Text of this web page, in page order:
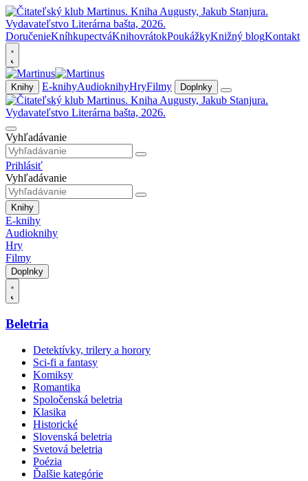
DoručenieKníhkupectváKnihovrátokPoukážkyKnižný blogKontakt
Knihy E-knihyAudioknihyHryFilmy Doplnky
Vyhľadávanie
Prihlásiť
Vyhľadávanie
Knihy
E-knihy
Audioknihy
Hry
Filmy
Doplnky
Beletria
Detektívky, trilery a horory
Sci-fi a fantasy
Komiksy
Romantika
Spoločenská beletria
Klasika
Historické
Slovenská beletria
Svetová beletria
Poézia
Ďalšie kategórie